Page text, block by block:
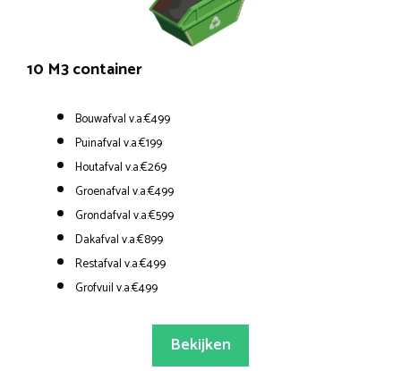
10 M3 container
Bouwafval v.a.€499
Puinafval v.a.€199
Houtafval v.a.€269
Groenafval v.a.€499
Grondafval v.a.€599
Dakafval v.a.€899
Restafval v.a.€499
Grofvuil v.a.€499
Bekijken